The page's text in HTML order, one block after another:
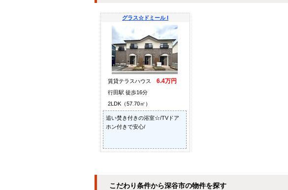
グラス☆ドミール I
賃貸テラスハウス 6.4万円
行田駅 徒歩16分
2LDK（57.70㎡）
追い焚き付きの浴室☆/TVドア
ホン付きで安心/
こだわり条件から深谷市の物件を探す